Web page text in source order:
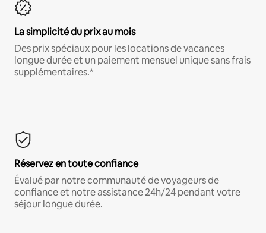
La simplicité du prix au mois
Des prix spéciaux pour les locations de vacances
longue durée et un paiement mensuel unique sans frais
supplémentaires.*
Réservez en toute confiance
Évalué par notre communauté de voyageurs de
confiance et notre assistance 24h/24 pendant votre
séjour longue durée.